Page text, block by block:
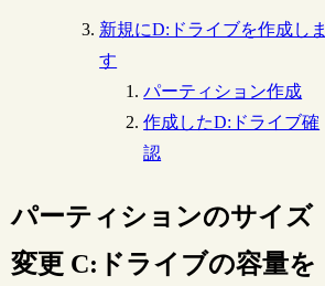
新規にD:ドライブを作成しま
す
パーティション作成
作成したD:ドライブ確
認
パーティションのサイズ
変更 C:ドライブの容量を